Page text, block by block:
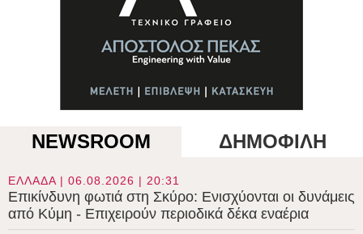
NEWSROOM ΔΗΜΟΦΙΛΗ
ΕΛΛΑΔΑ | 06.08.2026 | 20:31
Επικίνδυνη φωτιά στη Σκύρο: Ενισχύονται οι δυνάμεις
από Κύμη - Επιχειρούν περιοδικά δέκα εναέρια